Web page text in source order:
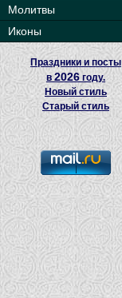
Молитвы
Иконы
Праздники и посты
в2026 году.
Новый стиль
Старый стиль